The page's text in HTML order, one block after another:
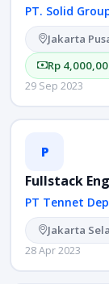
PT. Solid
Jakarta
Rp
29 Sep 2023
P
Fullstack
PT Tennet
Jakarta
28 Apr 2023